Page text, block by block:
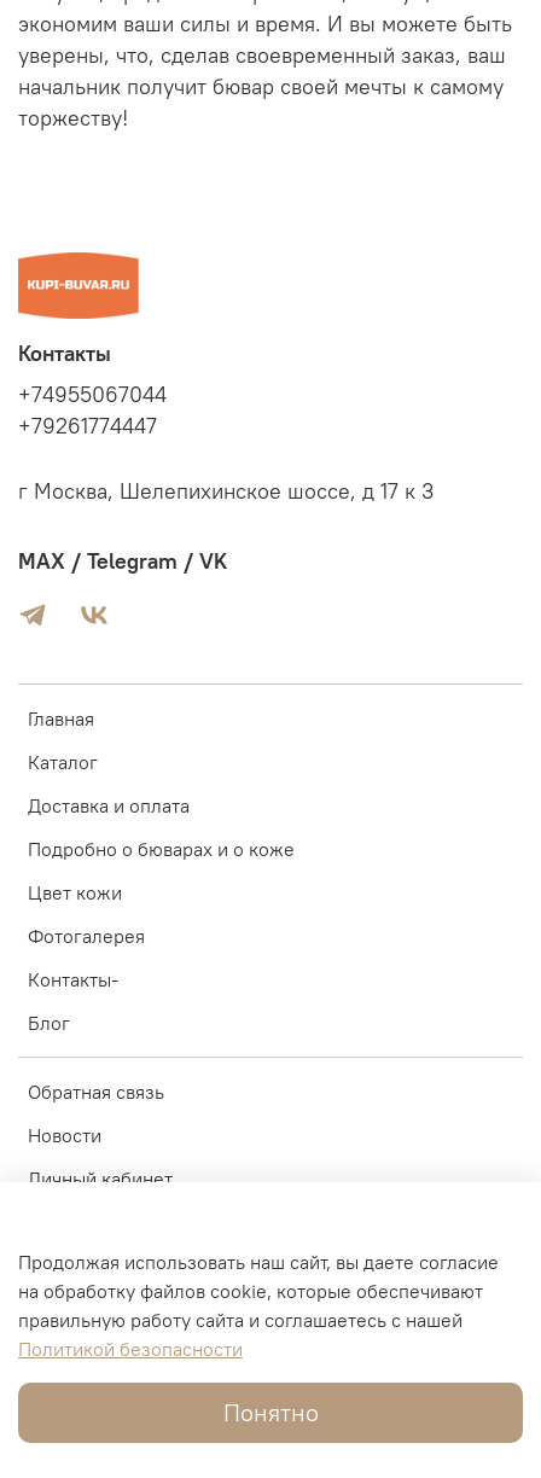
экономим ваши силы и время. И вы можете быть
уверены, что, сделав своевременный заказ, ваш
начальник получит бювар своей мечты к самому
торжеству!
Главная
Каталог
Доставка и оплата
Подробно о бюварах и о коже
Цвет кожи
Фотогалерея
Контакты-
Блог
Обратная связь
Новости
Личный кабинет
Политика конфиденциальности
Пользовательское соглашение
© ИП Блинков А.А. 2010-2026
Контакты
+74955067044
+79261774447
г Москва, Шелепихинское шоссе, д 17 к 3
MAX / Telegram / VK
Интернет-магазин создан на inSales
Продолжая использовать наш сайт, вы даете согласие
на обработку файлов cookie, которые обеспечивают
правильную работу сайта и соглашаетесь с нашей
Политикой безопасности
Понятно